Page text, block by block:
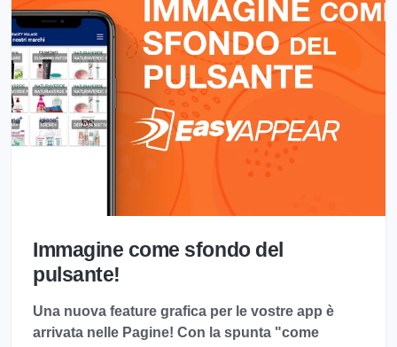
Immagine come sfondo del
pulsante!
Una nuova feature grafica per le vostre app è
arrivata nelle Pagine! Con la spunta "come